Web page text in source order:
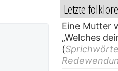
Letzte folklore
Eine Mutter
„Welches
(